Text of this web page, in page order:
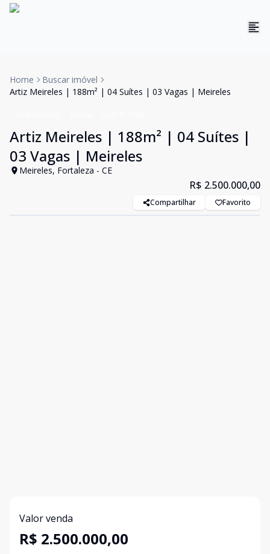
Home
Buscar imóvel
Artiz Meireles | 188m² | 04 Suítes | 03 Vagas | Meireles
Artiz Meireles | 188m² | 04 Suítes |
03 Vagas | Meireles
Meireles, Fortaleza - CE
R$ 2.500.000,00
Compartilhar Favorito
Valor venda
R$ 2.500.000,00